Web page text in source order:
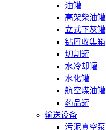
油罐
高架柴油罐
立式下灰罐
钻屑收集箱
切割罐
水冷却罐
水化罐
航空煤油罐
药品罐
输送设备
污泥真空泵